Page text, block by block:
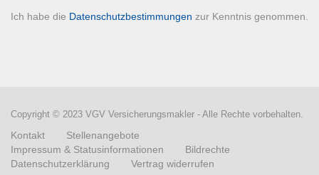
Ich habe die Datenschutzbestimmungen zur Kenntnis genommen.
Copyright © 2023 VGV Versicherungsmakler - Alle Rechte vorbehalten.
Kontakt
Stellenangebote
Impressum & Statusinformationen
Bildrechte
Datenschutzerklärung
Vertrag widerrufen